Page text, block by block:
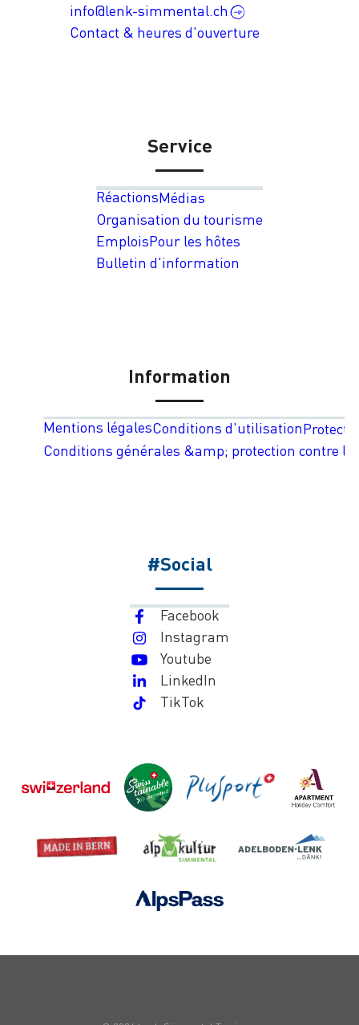
info@lenk-simmental.ch
Contact & heures d'ouverture
Service
RéactionsMédias
Organisation du tourisme
EmploisPour les hôtes
Bulletin d'information
Information
Mentions légalesConditions d'utilisation
Conditions générales &amp; protection contre
#Social
Facebook
Instagram
Youtube
LinkedIn
TikTok